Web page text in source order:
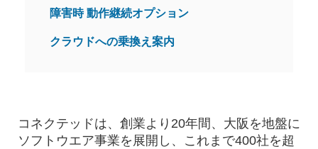
障害時 動作継続オプション
クラウドへの乗換え案内
コネクテッドは、創業より20年間、大阪を地盤に
ソフトウエア事業を展開し、これまで400社を超